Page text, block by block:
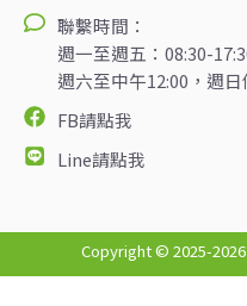
聯繫時間：
週一至週五：08:30-
週六至中午12:00，週日
FB請點我
Line請點我
Copyright © 2025-2026